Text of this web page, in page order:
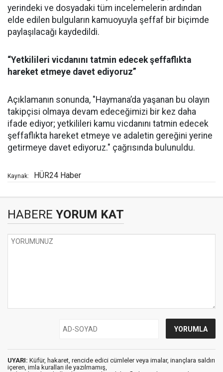
yerindeki ve dosyadaki tüm incelemelerin ardından
elde edilen bulguların kamuoyuyla şeffaf bir biçimde
paylaşılacağı kaydedildi.
“Yetkilileri vicdanını tatmin edecek şeffaflıkta
hareket etmeye davet ediyoruz”
Açıklamanın sonunda, "Haymana’da yaşanan bu olayın
takipçisi olmaya devam edeceğimizi bir kez daha
ifade ediyor; yetkilileri kamu vicdanını tatmin edecek
şeffaflıkta hareket etmeye ve adaletin gereğini yerine
getirmeye davet ediyoruz." çağrısında bulunuldu.
Kaynak: HÜR24 Haber
HABERE YORUM KAT
UYARI: Küfür, hakaret, rencide edici cümleler veya imalar, inançlara saldırı
içeren, imla kuralları ile yazılmamış,